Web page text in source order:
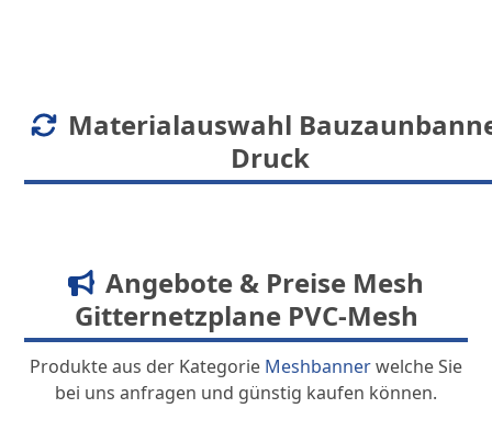
Materialauswahl
Druck
Angebote & Preise Mesh
Gitternetzplane PVC-Mesh
Produkte aus der Kategorie Meshbannerwelche Sie
bei uns anfragen und günstig kaufen können.